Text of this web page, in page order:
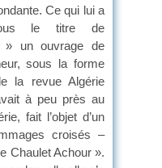
Ce qui lui a
le titre de
» un ouvrage de
sous la forme
la revue Algérie
à peu près au
fait l’objet d’un
croisés –
Chaulet Achour ».